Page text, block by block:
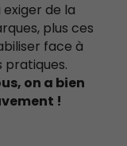
de la
plus ces
face à
pratiques.
on a bien
!